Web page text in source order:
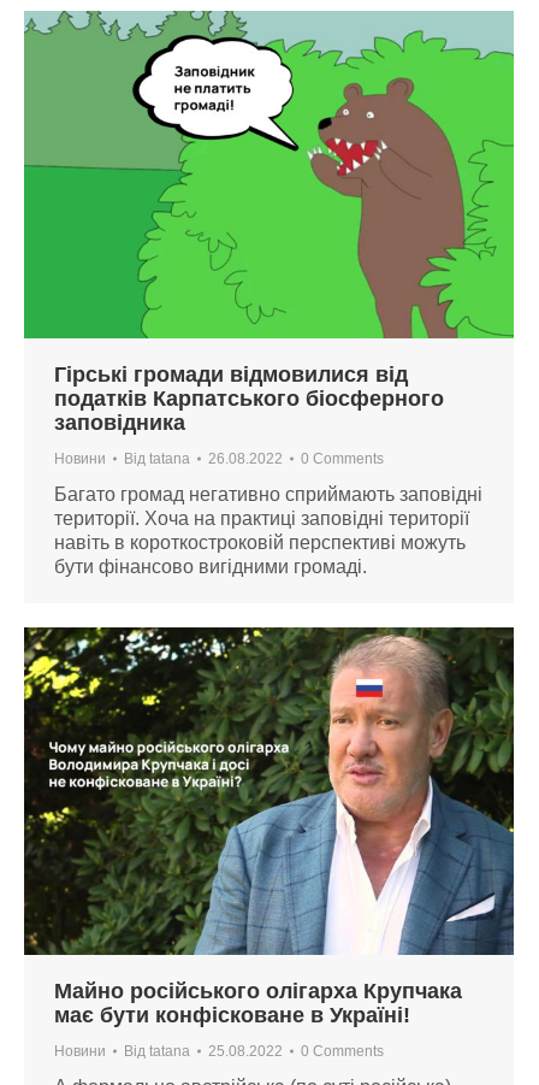
Гірські громади відмовилися від
податків Карпатського біосферного
заповідника
Новини Від tatana 26.08.2022 0 Comments
Багато громад негативно сприймають заповідні
території. Хоча на практиці заповідні території
навіть в короткостроковій перспективі можуть
бути фінансово вигідними громаді.
Майно російського олігарха Крупчака
має бути конфісковане в Україні!
Новини Від tatana 25.08.2022 0 Comments